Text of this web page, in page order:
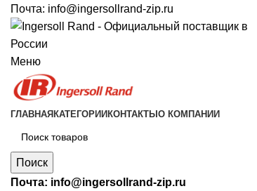
Почта: info@ingersollrand-zip.ru
Меню
ГЛАВНАЯ КАТЕГОРИИ КОНТАКТЫ О КОМПАНИИ
Поиск
Почта: info@ingersollrand-zip.ru